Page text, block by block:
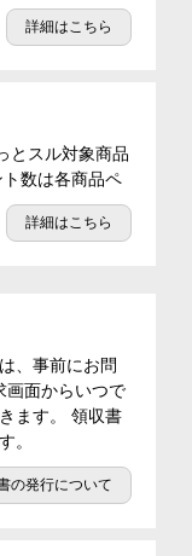
詳細はこちら
とスル対象商品
数は各商品ペ
詳細はこちら
、事前にお問
画面からいつで
ます。 領収書
。
の発行について